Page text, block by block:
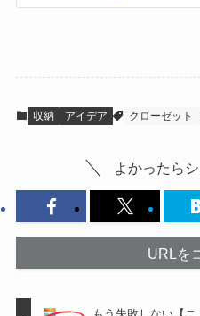
収納 アイデア クローゼット
よかったら
URLを